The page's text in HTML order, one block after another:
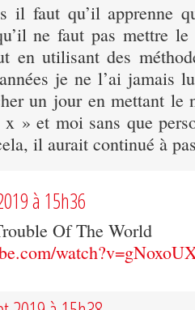
il faut qu’il apprenne
ne faut pas mettre
en utilisant des
je ne l’ai jamais
un jour en mettant le
» et moi sans que
il aurait continué à
à 15h36
Of The World